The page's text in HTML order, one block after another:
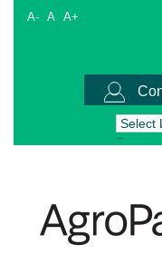
A- A A+